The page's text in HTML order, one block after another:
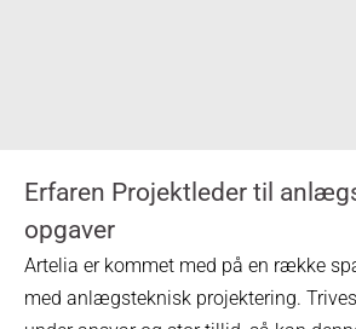
Erfaren Projektleder til
opgaver
Artelia er kommet med på en række
med anlægsteknisk projektering.